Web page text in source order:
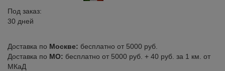
Под заказ:
30 дней
Доставка по Москве: бесплатно от 5000 руб.
Доставка по МО: бесплатно от 5000 руб. + 40 руб. за 1 км. от
МКаД